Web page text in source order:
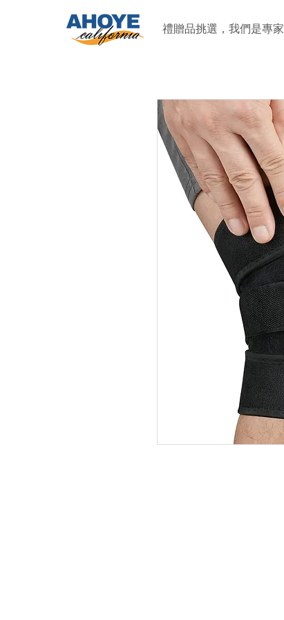
禮贈品挑選，我們是專家